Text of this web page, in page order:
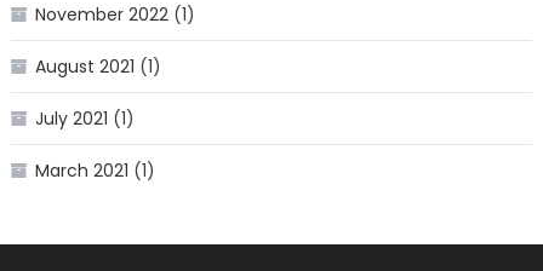
November 2022(1)
August 2021 (1)
July 2021 (1)
March 2021 (1)